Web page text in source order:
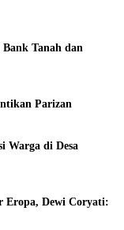
Bank Tanah dan
Parizan
Warga di Desa
Eropa, Dewi Coryati: